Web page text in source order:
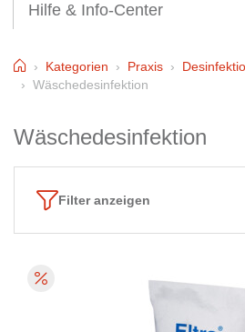
Hilfe & Info-Center
HomeKategorien Praxis
Wäschedesinfektion
Wäschedesinfektion
Filter anzeigen